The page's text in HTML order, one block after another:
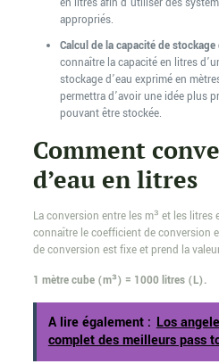
appropriés.
Calcul de la capacité de stockage
connaître la capacité en litres
stockage d’eau exprimé en
permettra d’avoir une idée plus
pouvant être stockée.
Comment
d’eau en litres
La conversion entre les m³ et les
connaître le coefficient de conversion
de conversion est fixe et prend la
1 mètre cube (m³) = 1000 litres (L).
A lire également : Los
complet des meilleurs pass